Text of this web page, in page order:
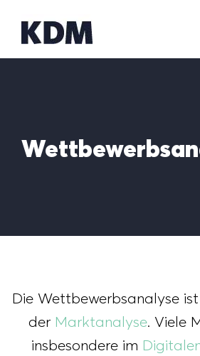
Inhalt
springen
Die Wettbewerbsanalyse
der Marktanalyse. Viele
insbesondere im